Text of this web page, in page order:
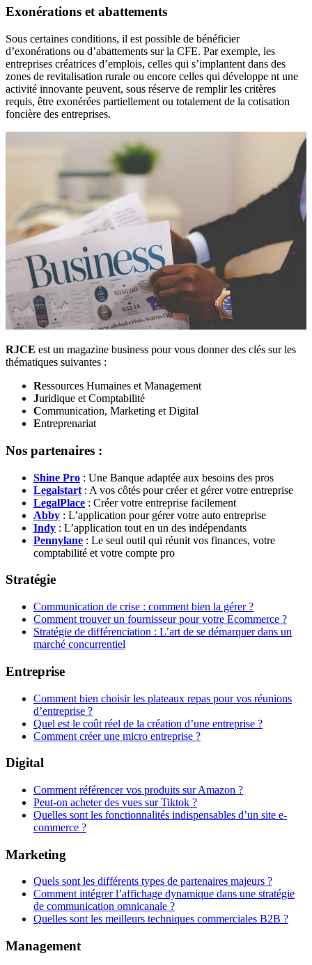
Exonérations et abattements
Sous certaines conditions, il est possible de bénéficier
d’exonérations ou d’abattements sur la CFE. Par exemple, les
entreprises créatrices d’emplois, celles qui s’implantent dans des
zones de revitalisation rurale ou encore celles qui développe nt une
activité innovante peuvent, sous réserve de remplir les critères
requis, être exonérées partiellement ou totalement de la cotisation
foncière des entreprises.
RJCE est un magazine business pour vous donner des clés sur les
thématiques suivantes :
Ressources Humaines et Management
Juridique et Comptabilité
Communication, Marketing et Digital
Entreprenariat
Nos partenaires :
Shine Pro : Une Banque adaptée aux besoins des pros
Legalstart : A vos côtés pour créer et gérer votre entreprise
LegalPlace : Créer votre entreprise facilement
Abby : L’application pour gérer votre auto entreprise
Indy : L’application tout en un des indépendants
Pennylane : Le seul outil qui réunit vos finances, votre
comptabilité et votre compte pro
Stratégie
Communication de crise : comment bien la gérer ?
Comment trouver un fournisseur pour votre Ecommerce ?
Stratégie de différenciation : L’art de se démarquer dans un
marché concurrentiel
Entreprise
Comment bien choisir les plateaux repas pour vos réunions
d’entreprise ?
Quel est le coût réel de la création d’une entreprise ?
Comment créer une micro entreprise ?
Digital
Comment référencer vos produits sur Amazon ?
Peut‑on acheter des vues sur Tiktok ?
Quelles sont les fonctionnalités indispensables d’un site e-
commerce ?
Marketing
Quels sont les différents types de partenaires majeurs ?
Comment intégrer l’affichage dynamique dans une stratégie
de communication omnicanale ?
Quelles sont les meilleurs techniques commerciales B2B ?
Management